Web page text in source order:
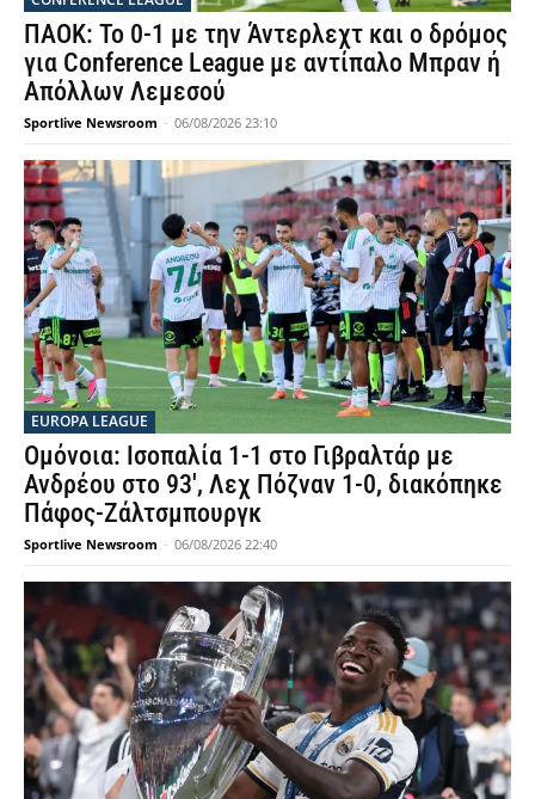
ΠΑΟΚ: Το 0-1 με την Άντερλεχτ και ο δρόμος
για Conference League με αντίπαλο Μπραν ή
Απόλλων Λεμεσού
Sportlive Newsroom - 06/08/2026 23:10
EUROPA LEAGUE
Ομόνοια: Ισοπαλία 1-1 στο Γιβραλτάρ με
Ανδρέου στο 93′, Λεχ Πόζναν 1-0, διακόπηκε
Πάφος-Ζάλτσμπουργκ
Sportlive Newsroom - 06/08/2026 22:40